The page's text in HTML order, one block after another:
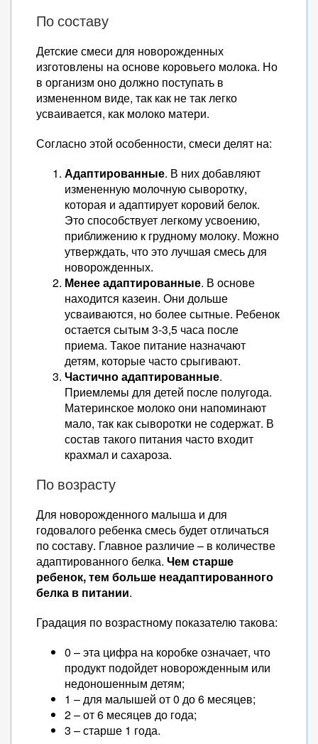
По составу
Детские смеси для новорожденных
изготовлены на основе коровьего молока. Но
в организм оно должно поступать в
измененном виде, так как не так легко
усваивается, как молоко матери.
Согласно этой особенности, смеси делят на:
Адаптированные. В них добавляют
измененную молочную сыворотку,
которая и адаптирует коровий белок.
Это способствует легкому усвоению,
приближению к грудному молоку. Можно
утверждать, что это лучшая смесь для
новорожденных.
Менее адаптированные. В основе
находится казеин. Они дольше
усваиваются, но более сытные. Ребенок
остается сытым 3-3,5 часа после
приема. Такое питание назначают
детям, которые часто срыгивают.
Частично адаптированные.
Приемлемы для детей после полугода.
Материнское молоко они напоминают
мало, так как сыворотки не содержат. В
состав такого питания часто входит
крахмал и сахароза.
По возрасту
Для новорожденного малыша и для
годовалого ребенка смесь будет отличаться
по составу. Главное различие – в количестве
адаптированного белка. Чем старше
ребенок, тем больше неадаптированного
белка в питании.
Градация по возрастному показателю такова:
0 – эта цифра на коробке означает, что
продукт подойдет новорожденным или
недоношенным детям;
1 – для малышей от 0 до 6 месяцев;
2 – от 6 месяцев до года;
3 – старше 1 года.